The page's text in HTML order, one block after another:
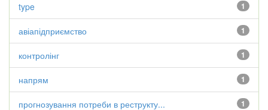
1
type
1
авіапідприємство
1
контролінг
1
напрям
1
прогнозування потреби в реструкту...